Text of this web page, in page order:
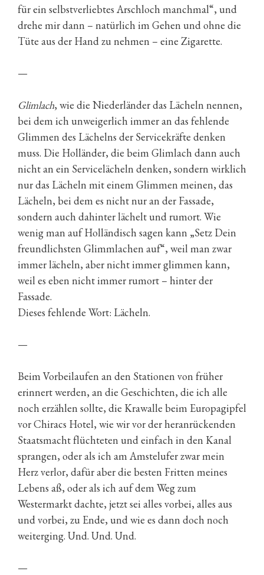
für ein selbstverliebtes Arschloch manchmal“, und
drehe mir dann – natürlich im Gehen und ohne die
Tüte aus der Hand zu nehmen – eine Zigarette.
—
Glimlach, wie die Niederländer das Lächeln nennen,
bei dem ich unweigerlich immer an das fehlende
Glimmen des Lächelns der Servicekräfte denken
muss. Die Holländer, die beim Glimlach dann auch
nicht an ein Servicelächeln denken, sondern wirklich
nur das Lächeln mit einem Glimmen meinen, das
Lächeln, bei dem es nicht nur an der Fassade,
sondern auch dahinter lächelt und rumort. Wie
wenig man auf Holländisch sagen kann „Setz Dein
freundlichsten Glimmlachen auf“, weil man zwar
immer lächeln, aber nicht immer glimmen kann,
weil es eben nicht immer rumort – hinter der
Fassade.
Dieses fehlende Wort: Lächeln.
—
Beim Vorbeilaufen an den Stationen von früher
erinnert werden, an die Geschichten, die ich alle
noch erzählen sollte, die Krawalle beim Europagipfel
vor Chiracs Hotel, wie wir vor der heranrückenden
Staatsmacht flüchteten und einfach in den Kanal
sprangen, oder als ich am Amstelufer zwar mein
Herz verlor, dafür aber die besten Fritten meines
Lebens aß, oder als ich auf dem Weg zum
Westermarkt dachte, jetzt sei alles vorbei, alles aus
und vorbei, zu Ende, und wie es dann doch noch
weiterging. Und. Und. Und.
—